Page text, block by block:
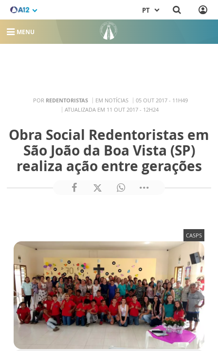
PT
MENU
POR REDENTORISTAS EM NOTÍCIAS
05 OUT 2017 - 11H49
ATUALIZADA EM 11 OUT 2017 - 12H24
Obra Social Redentoristas em
São João da Boa Vista (SP)
realiza ação entre gerações
CASPS